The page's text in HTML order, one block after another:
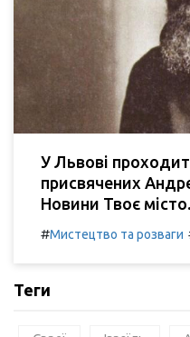
У Львові
присвячених
Новини Твоє місто.
#Мистецтво та розваги
Теги